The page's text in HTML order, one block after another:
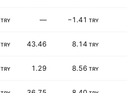
TRY — −1.41 TRY
TRY 43.46 8.14 TRY
TRY 1.29 8.56 TRY